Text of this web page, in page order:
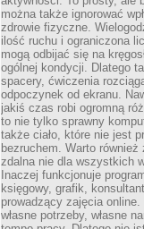
można także ignorować
zdrowie fizyczne.
ilość ruchu i ograniczona
mogą odbijać się na
ogólnej kondycji. Dlatego
spacery, ćwiczenia
odpoczynek od ekranu.
jakiś czas robi ogromną
to nie tylko sprawny
także ciało, które nie jest
bezruchem. Warto
zdalna nie dla wszystkich
Inaczej funkcjonuje
księgowy, grafik,
prowadzący zajęcia
własne potrzeby, własne